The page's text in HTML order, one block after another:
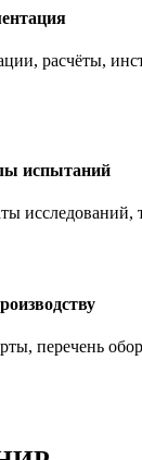
расчёты,
испытаний
исследований,
перечень